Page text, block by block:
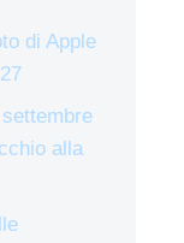
di Apple
alla